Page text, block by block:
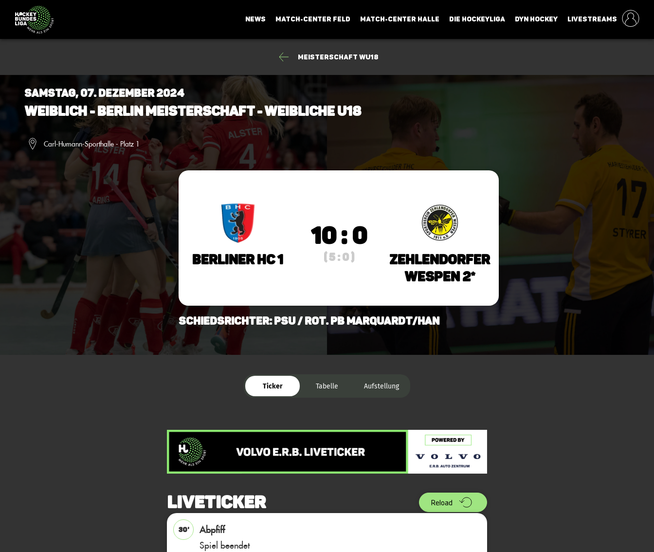
NEWS MATCH-CENTER FELD MATCH-CENTER HALLE DIE HOCKEYLIGA DYN HOCKEY LIVESTREAMS
Meisterschaft wU18
Samstag, 07. Dezember 2024
Weiblich - BERLIN Meisterschaft - Weibliche U18
Carl-Humann-Sporthalle - Platz 1
Berliner HC 1
10 : 0
( 5 : 0 )
Zehlendorfer
Wespen 2*
Schiedsrichter: PSU / Rot. PB Marquardt/Han
Ticker Tabelle Aufstellung
Liveticker Reload
30'
Abpfiff
Spiel beendet